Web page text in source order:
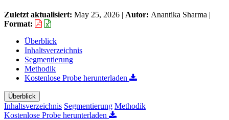
Zuletzt aktualisiert: May 25, 2026 | Autor: Anantika Sharma |
Format:
Überblick
Inhaltsverzeichnis
Segmentierung
Methodik
Kostenlose Probe herunterladen
Überblick
Inhaltsverzeichnis Segmentierung Methodik
Kostenlose Probe herunterladen